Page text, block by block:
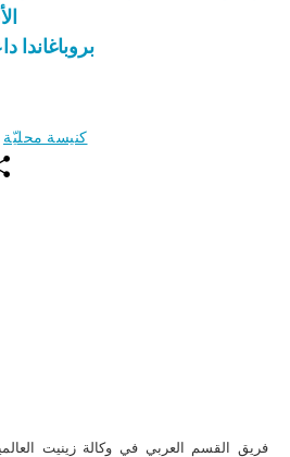
بروباغاندا
كنيسة محليّة
فريق القسم العربي في وكالة زينيت